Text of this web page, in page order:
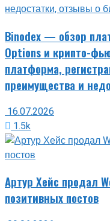
Binodex — обзор
Options и крипто-
платформа,
преимущества и
16.07.2026
1.5k
Артур Хейс продал
позитивных постов